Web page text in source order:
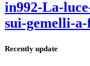
in992-La-
sui-gemelli-
Recently update